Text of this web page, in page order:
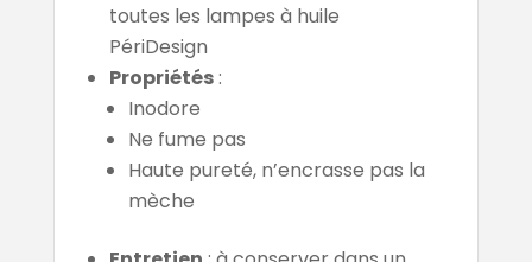
toutes les lampes à huile
PériDesign
Propriétés:
Inodore
Ne fume pas
Haute pureté, n’encrasse pas la
mèche